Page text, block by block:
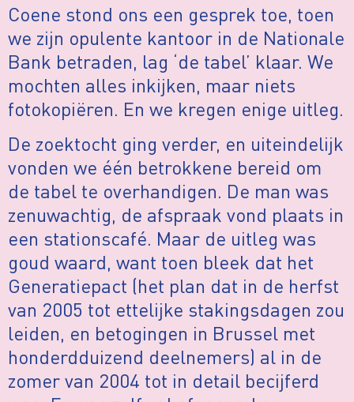
Coene stond ons een gesprek toe, toen
we zijn opulente kantoor in de Nationale
Bank betraden, lag ‘de tabel’ klaar. We
mochten alles inkijken, maar niets
fotokopiëren. En we kregen enige uitleg.
De zoektocht ging verder, en uiteindelijk
vonden we één betrokkene bereid om
de tabel te overhandigen. De man was
zenuwachtig, de afspraak vond plaats in
een stationscafé. Maar de uitleg was
goud waard, want toen bleek dat het
Generatiepact (het plan dat in de herfst
van 2005 tot ettelijke stakingsdagen zou
leiden, en betogingen in Brussel met
honderdduizend deelnemers) al in de
zomer van 2004 tot in detail becijferd